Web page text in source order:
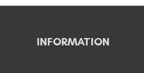
INFORMATION